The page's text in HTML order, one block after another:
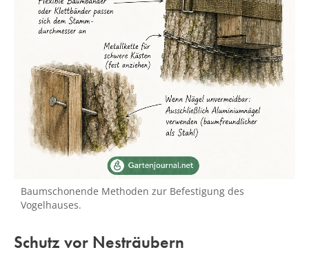
Baumschonende Methoden zur Befestigung des
Vogelhauses.
Schutz vor Nesträubern